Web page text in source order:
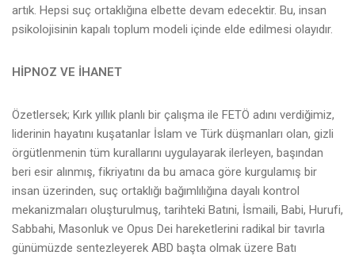
artık. Hepsi suç ortaklığına elbette devam edecektir. Bu, insan
psikolojisinin kapalı toplum modeli içinde elde edilmesi olayıdır.
HİPNOZ VE İHANET
Özetlersek; Kırk yıllık planlı bir çalışma ile FETÖ adını verdiğimiz,
liderinin hayatını kuşatanlar İslam ve Türk düşmanları olan, gizli
örgütlenmenin tüm kurallarını uygulayarak ilerleyen, başından
beri esir alınmış, fikriyatını da bu amaca göre kurgulamış bir
insan üzerinden, suç ortaklığı bağımlılığına dayalı kontrol
mekanizmaları oluşturulmuş, tarihteki Batıni, İsmaili, Babi, Hurufi,
Sabbahi, Masonluk ve Opus Dei hareketlerini radikal bir tavırla
günümüzde sentezleyerek ABD başta olmak üzere Batı